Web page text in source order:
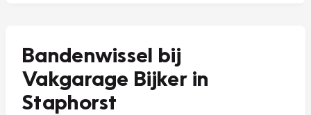
Bandenwissel bij
Vakgarage Bijker in
Staphorst